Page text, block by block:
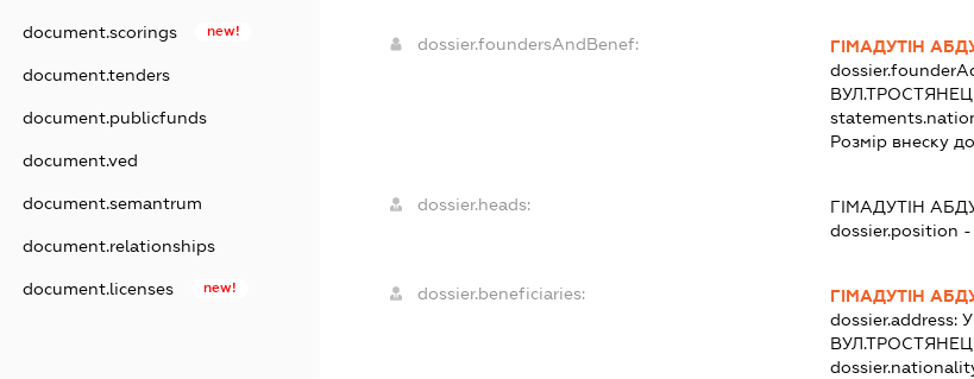
document.scorings new!
document.tenders
document.publicfunds
document.ved
document.semantrum
document.relationships
document.licenses new!
dossier.foundersAndBenef:
ГІМАДУТІН
Розмір внеску
dossier.heads: ГІМАДУТІН
dossier.position -
dossier.beneficiaries:
ГІМАДУТІН
dossier.address: